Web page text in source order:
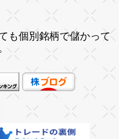
も個別銘柄で儲かって